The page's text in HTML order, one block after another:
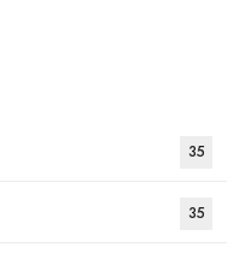
35
35